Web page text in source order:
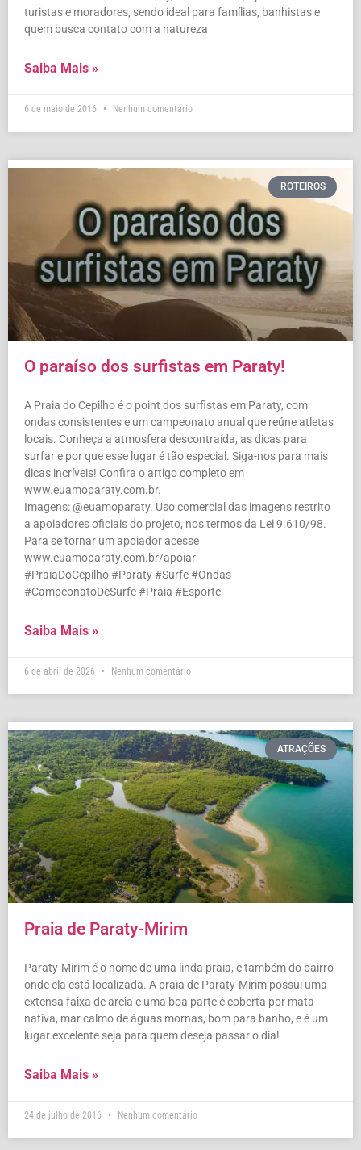
turistas e moradores, sendo ideal para famílias, banhistas e
quem busca contato com a natureza
Saiba Mais »
6 de maio de 2016 Nenhum comentário
ROTEIROS
O paraíso dos surfistas em Paraty!
A Praia do Cepilho é o point dos surfistas em Paraty, com
ondas consistentes e um campeonato anual que reúne atletas
locais. Conheça a atmosfera descontraída, as dicas para
surfar e por que esse lugar é tão especial. Siga-nos para mais
dicas incríveis! Confira o artigo completo em
www.euamoparaty.com.br.
Imagens: @euamoparaty. Uso comercial das imagens restrito
a apoiadores oficiais do projeto, nos termos da Lei 9.610/98.
Para se tornar um apoiador acesse
www.euamoparaty.com.br/apoiar
#PraiaDoCepilho #Paraty #Surfe #Ondas
#CampeonatoDeSurfe #Praia #Esporte
Saiba Mais »
6 de abril de 2026 Nenhum comentário
ATRAÇÕES
Praia de Paraty-Mirim
Paraty-Mirim é o nome de uma linda praia, e também do bairro
onde ela está localizada. A praia de Paraty-Mirim possui uma
extensa faixa de areia e uma boa parte é coberta por mata
nativa, mar calmo de águas mornas, bom para banho, e é um
lugar excelente seja para quem deseja passar o dia!
Saiba Mais »
24 de julho de 2016 Nenhum comentário